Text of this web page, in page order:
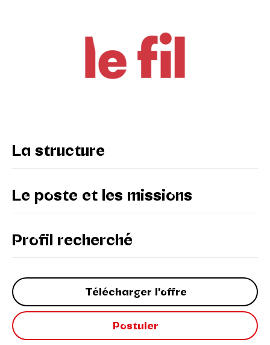
La structure
Le poste et les missions
Profil recherché
Télécharger l'offre
Postuler